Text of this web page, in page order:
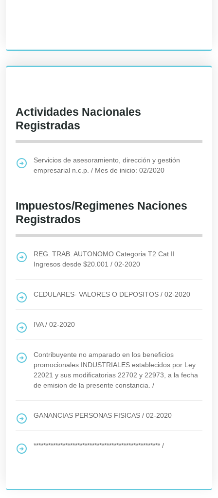
Actividades Nacionales
Registradas
Servicios de asesoramiento, dirección y gestión
empresarial n.c.p. / Mes de inicio: 02/2020
Impuestos/Regimenes Naciones
Registrados
REG. TRAB. AUTONOMO Categoria T2 Cat II
Ingresos desde $20.001 / 02-2020
CEDULARES- VALORES O DEPOSITOS / 02-2020
IVA/ 02-2020
Contribuyente no amparado en los beneficios
promocionales INDUSTRIALES establecidos por Ley
22021 y sus modificatorias 22702 y 22973, a la fecha
de emision de la presente constancia. /
GANANCIAS PERSONAS FISICAS / 02-2020
**************************************************** /